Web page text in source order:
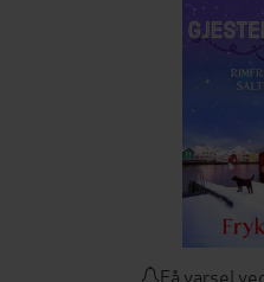
Få varsel